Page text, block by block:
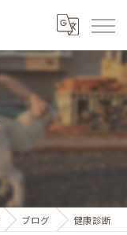
ブログ 健康診断